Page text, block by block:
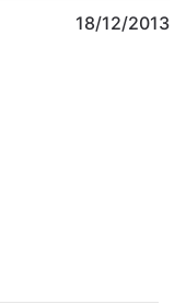
18/12/2013